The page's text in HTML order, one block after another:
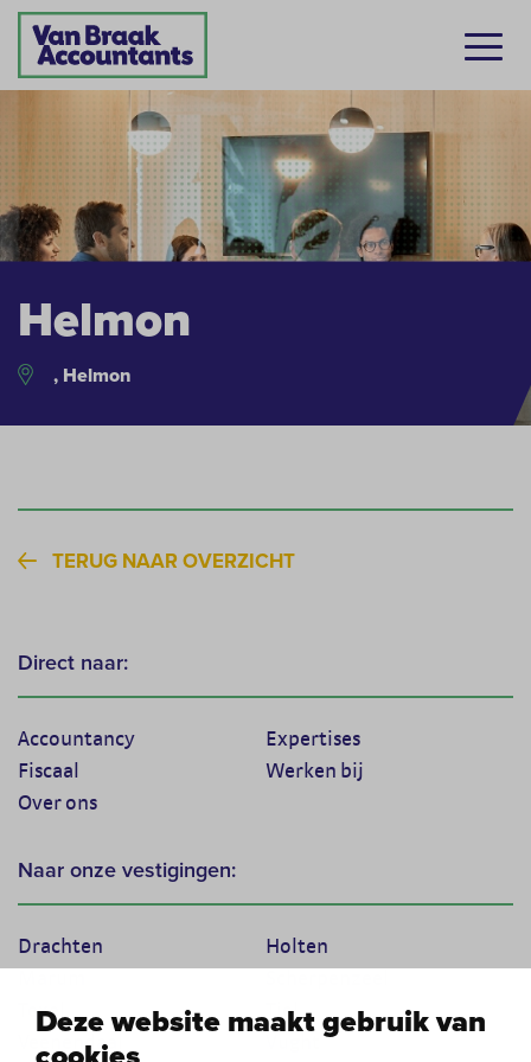
Deze website maakt gebruik van
Helmon
, Helmon
TERUG NAAR OVERZICHT
Direct naar:
Accountancy
Expertises
Fiscaal
Werken bij
Over ons
Naar onze vestigingen:
Drachten
Holten
Texel
Tiel
Veenendaal